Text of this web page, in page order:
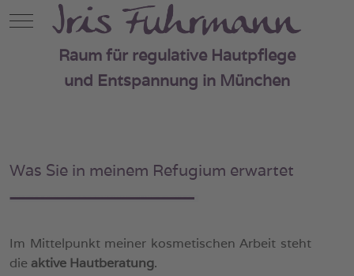
Mobile Menu Toggle
Raum für regulative Hautpflege
und Entspannung in München
Was Sie in meinem Refugium erwartet
Im Mittelpunkt meiner kosmetischen Arbeit steht
die aktive Hautberatung.